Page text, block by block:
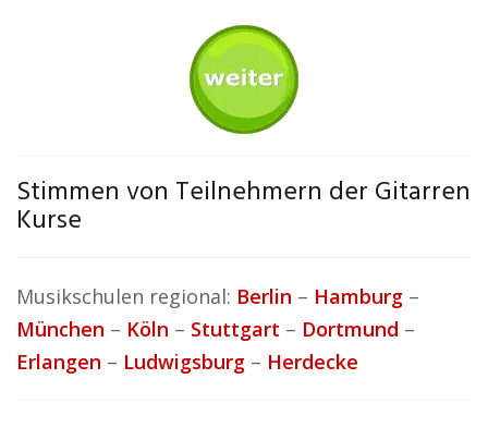
Stimmen von Teilnehmern der Gitarren
Kurse
Musikschulen regional: Berlin – Hamburg –
München – Köln – Stuttgart – Dortmund –
Erlangen – Ludwigsburg – Herdecke